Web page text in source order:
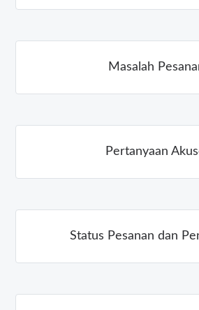
Masalah
Pertanyaan
Status Pesanan dan